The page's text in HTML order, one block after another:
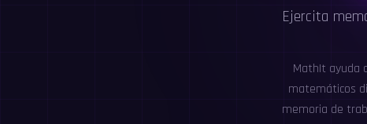
Ejercita
MathIt ayuda
matemáticos
memoria de